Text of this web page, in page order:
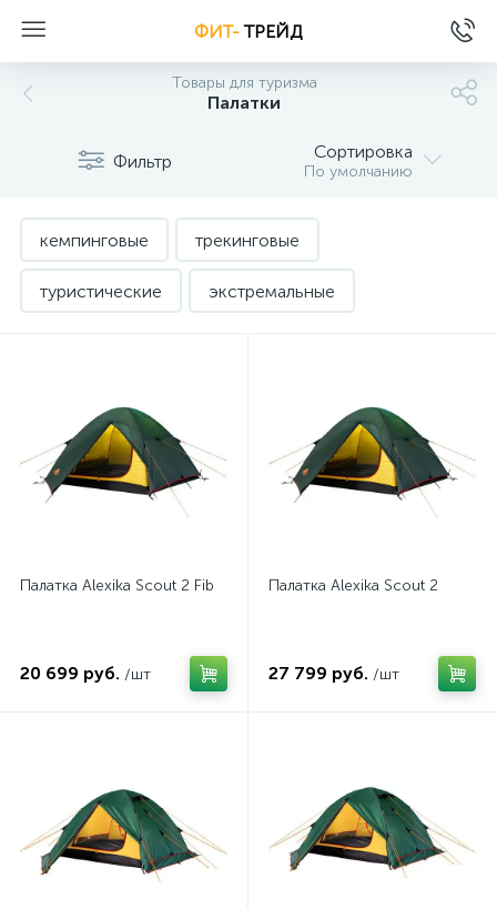
ФИТ-ТРЕЙД
Товары для туризма
Палатки
Фильтр Сортировка
По умолчанию
кемпинговые трекинговые
туристические экстремальные
Палатка Alexika Scout 2 Fib
20 699 руб. /шт
Палатка Alexika Scout 2
27 799 руб. /шт